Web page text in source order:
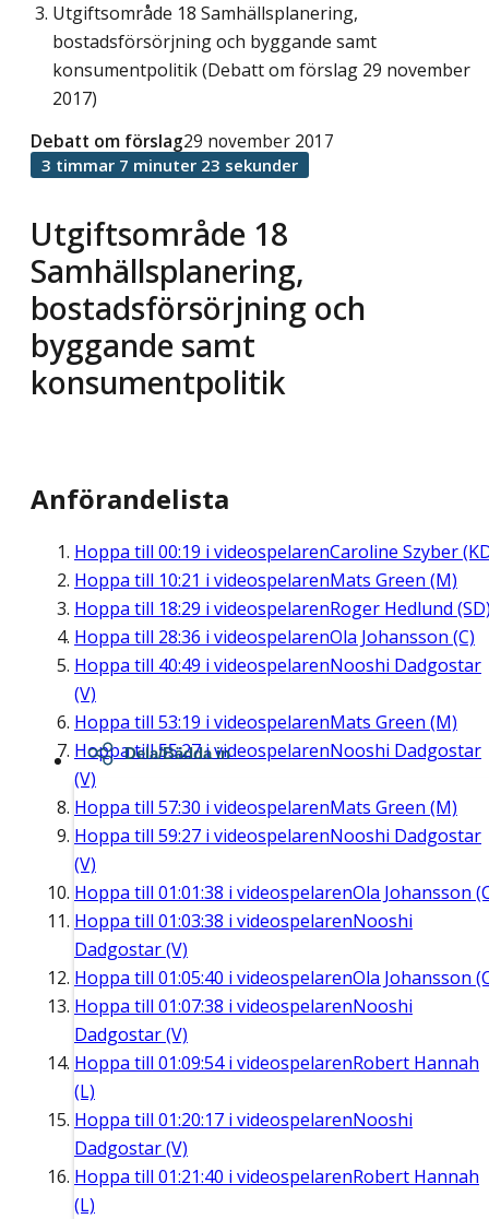
Utgiftsområde 18 Samhällsplanering,
bostadsförsörjning och byggande samt
konsumentpolitik (Debatt om förslag 29 november
2017)
Utgiftsområde 18
Samhällsplanering,
bostadsförsörjning och
byggande samt
konsumentpolitik
Debatt om förslag29 november 2017
3 timmar 7 minuter 23 sekunder
Anförandelista
Hoppa till 00:19 i videospelarenCaroline Szyber
Hoppa till 10:21 i videospelarenMats Green (M)
Hoppa till 18:29 i videospelarenRoger Hedlund
Hoppa till 28:36 i videospelarenOla Johansson (C)
Hoppa till 40:49 i videospelarenNooshi Dadgostar
(V)
Hoppa till 53:19 i videospelarenMats Green (M)
Hoppa till55:27i videospelarenNooshi Dadgostar
(V)
Hoppa till 57:30 i videospelarenMats Green (M)
Hoppa till 59:27 i videospelarenNooshi Dadgostar
(V)
Hoppa till 01:01:38 i videospelarenOla Johansson
Hoppa till 01:03:38 i videospelarenNooshi
Dadgostar (V)
Hoppa till 01:05:40 i videospelarenOla Johansson
Hoppa till 01:07:38 i videospelarenNooshi
Dadgostar (V)
Hoppa till 01:09:54i videospelarenRobert Hannah
(L)
Hoppa till 01:20:17 i videospelarenNooshi
Dadgostar (V)
Hoppa till 01:21:40 i videospelarenRobert Hannah
(L)
Dela/Bädda in